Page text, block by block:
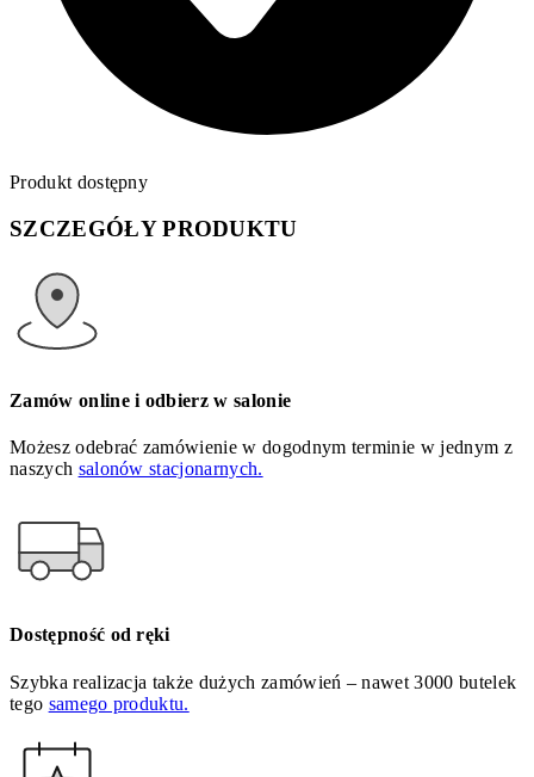
Produkt dostępny
SZCZEGÓŁY PRODUKTU
Zamów online i odbierz w salonie
Możesz odebrać zamówienie w dogodnym terminie w jednym z
naszych salonów stacjonarnych.
Dostępność od ręki
Szybka realizacja także dużych zamówień – nawet 3000 butelek
tego samego produktu.